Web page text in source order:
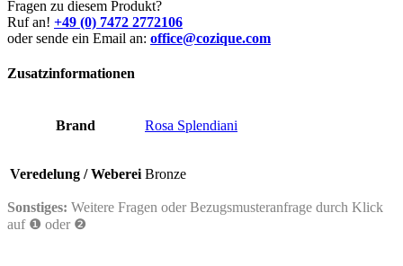
Fragen zu diesem Produkt?
Ruf an! +49 (0) 7472 2772106
oder sende ein Email an: office@cozique.com
Zusatzinformationen
Brand Rosa Splendiani
Veredelung / Weberei Bronze
Sonstiges: Weitere Fragen oder Bezugsmusteranfrage durch Klick
auf ❶ oder ❷